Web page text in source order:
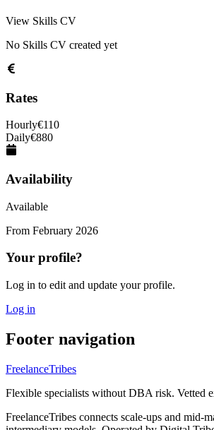
View Skills CV
No Skills CV created yet
Rates
Hourly€110
Daily€880
Availability
Available
From February 2026
Your profile?
Log in to edit and update your profile.
Log in
Footer navigation
FreelanceTribes
Flexible specialists without DBA risk. Vetted
FreelanceTribes connects scale-ups and